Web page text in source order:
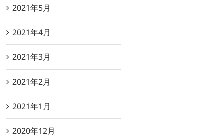
2021年5月
2021年4月
2021年3月
2021年2月
2021年1月
2020年12月